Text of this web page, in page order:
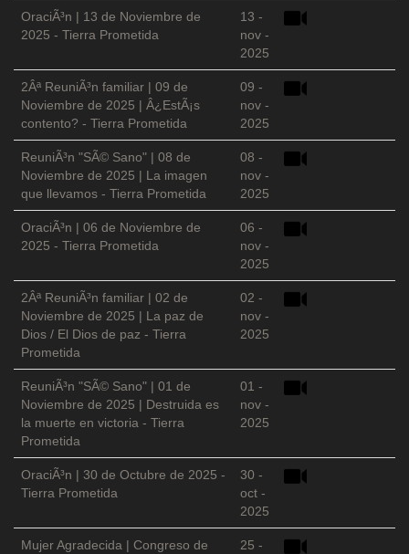
OraciÃ³n | 13 de Noviembre de
2025 - Tierra Prometida
13 -
nov -
2025
2Âª ReuniÃ³n familiar | 09 de
Noviembre de 2025 | Â¿EstÃ¡s
contento? - Tierra Prometida
09 -
nov -
2025
ReuniÃ³n "SÃ© Sano" | 08 de
Noviembre de 2025 | La imagen
que llevamos - Tierra Prometida
08 -
nov -
2025
OraciÃ³n | 06 de Noviembre de
2025 - Tierra Prometida
06 -
nov -
2025
2Âª ReuniÃ³n familiar | 02 de
Noviembre de 2025 | La paz de
Dios / El Dios de paz - Tierra
Prometida
02 -
nov -
2025
ReuniÃ³n "SÃ© Sano" | 01 de
Noviembre de 2025 | Destruida es
la muerte en victoria - Tierra
Prometida
01 -
nov -
2025
OraciÃ³n | 30 de Octubre de 2025 -
Tierra Prometida
30 -
oct -
2025
Mujer Agradecida | Congreso de
25 -